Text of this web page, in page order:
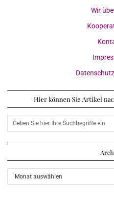
Wir
Hier können Sie Artikel
Archiv